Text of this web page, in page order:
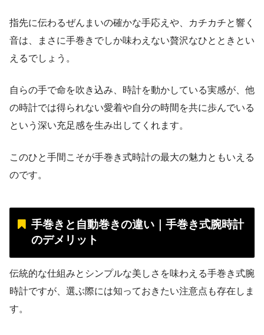
指先に伝わるぜんまいの確かな手応えや、カチカチと響く
音は、まさに手巻きでしか味わえない贅沢なひとときとい
えるでしょう。
自らの手で命を吹き込み、時計を動かしている実感が、他
の時計では得られない愛着や自分の時間を共に歩んでいる
という深い充足感を生み出してくれます。
このひと手間こそが手巻き式時計の最大の魅力ともいえる
のです。
手巻きと自動巻きの違い｜手巻き式腕時計
のデメリット
伝統的な仕組みとシンプルな美しさを味わえる手巻き式腕
時計ですが、選ぶ際には知っておきたい注意点も存在しま
す。